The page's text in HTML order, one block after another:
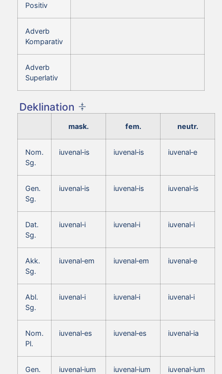
Positiv
Adverb
Komparativ
Adverb
Superlativ
Deklination
mask. fem. neutr.
Nom.
Sg.
iuvenal‑is iuvenal‑is iuvenal‑e
Gen.
Sg.
iuvenal‑is iuvenal‑is iuvenal‑is
Dat.
Sg.
iuvenal‑i iuvenal‑i iuvenal‑i
Akk.
Sg.
iuvenal‑em iuvenal‑em iuvenal‑e
Abl.
Sg.
iuvenal‑i iuvenal‑i iuvenal‑i
Nom.
Pl.
iuvenal‑es iuvenal‑es iuvenal‑ia
Gen.
iuvenal‑ium iuvenal‑ium iuvenal‑ium